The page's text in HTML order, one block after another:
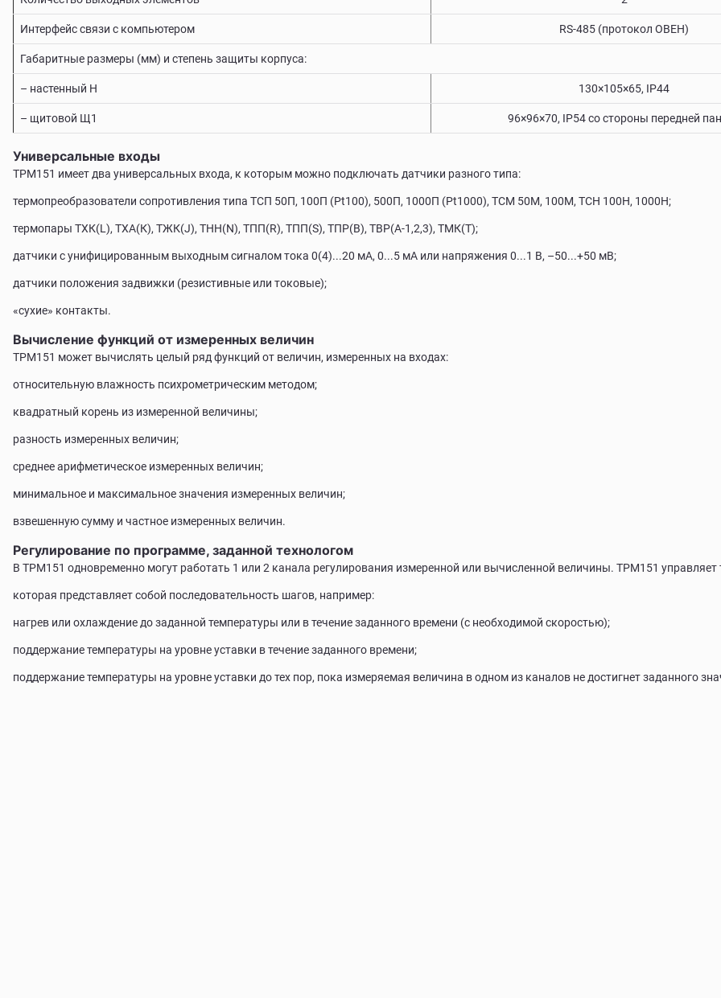
Интерфейс связи с компьютером RS-485 (протокол ОВЕН)
Габаритные размеры (мм) и степень защиты корпуса:
– настенный Н 130×105×65, IP44
– щитовой Щ1 96×96×70, IP54 со cтороны передней
Универсальные входы
ТРМ151 имеет два универсальных входа, к которым можно подключать датчики разного типа:
термопреобразователи сопротивления типа ТСП 50П, 100П (Pt100), 500П, 1000П (Pt1000), ТСМ 50М, 100М, ТСН 100Н, 1000Н;
термопары TХК(L), ТХА(К), ТЖК(J), ТНН(N), ТПП(R), ТПП(S), ТПР(В), TВР(А-1,2,3), ТМК(Т);
датчики с унифицированным выходным сигналом тока 0(4)...20 мА, 0...5 мА или напряжения 0...1 В, –50...+50 мВ;
датчики положения задвижки (резистивные или токовые);
«сухие» контакты.
Вычисление функций от измеренных величин
ТРМ151 может вычислять целый ряд функций от величин, измеренных на входах:
относительную влажность психрометрическим методом;
квадратный корень из измеренной величины;
разность измеренных величин;
среднее арифметическое измеренных величин;
минимальное и максимальное значения измеренных величин;
взвешенную сумму и частное измеренных величин.
Регулирование по программе, заданной технологом
В ТРМ151 одновременно могут работать 1 или 2 канала регулирования измеренной или вычисленной величины. ТРМ151 управляет
которая представляет собой последовательность шагов, например:
нагрев или охлаждение до заданной температуры или в течение заданного времени (с необходимой скоростью);
поддержание температуры на уровне уставки в течение заданного времени;
поддержание температуры на уровне уставки до тех пор, пока измеряемая величина в одном из каналов не достигнет заданного